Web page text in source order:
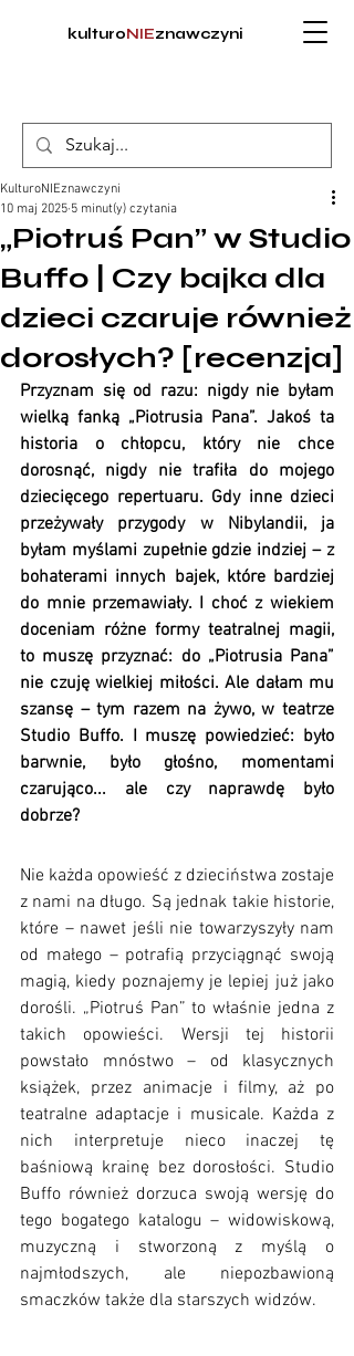
kulturoNIEznawczyni
„Piotruś Pan” w Studio
Buffo | Czy bajka dla
dzieci czaruje również
dorosłych? [recenzja]
KulturoNIEznawczyni
10 maj 2025 5 minut(y) czytania
Przyznam się od razu: nigdy nie byłam
wielką fanką „Piotrusia Pana”. Jakoś ta
historia o chłopcu, który nie chce
dorosnąć, nigdy nie trafiła do mojego
dziecięcego repertuaru. Gdy inne dzieci
przeżywały przygody w Nibylandii, ja
byłam myślami zupełnie gdzie indziej – z
bohaterami innych bajek, które bardziej
do mnie przemawiały. I choć z wiekiem
doceniam różne formy teatralnej magii,
to muszę przyznać: do „Piotrusia Pana”
nie czuję wielkiej miłości. Ale dałam mu
szansę – tym razem na żywo, w teatrze
Studio Buffo. I muszę powiedzieć: było
barwnie, było głośno, momentami
czarująco... ale czy naprawdę było
dobrze?
Nie każda opowieść z dzieciństwa zostaje
z nami na długo. Są jednak takie historie,
które – nawet jeśli nie towarzyszyły nam
od małego – potrafią przyciągnąć swoją
magią, kiedy poznajemy je lepiej już jako
dorośli. „Piotruś Pan” to właśnie jedna z
takich opowieści. Wersji tej historii
powstało mnóstwo – od klasycznych
książek, przez animacje i filmy, aż po
teatralne adaptacje i musicale. Każda z
nich interpretuje nieco inaczej tę
baśniową krainę bez dorosłości. Studio
Buffo również dorzuca swoją wersję do
tego bogatego katalogu – widowiskową,
muzyczną i stworzoną z myślą o
najmłodszych, ale niepozbawioną
smaczków także dla starszych widzów.